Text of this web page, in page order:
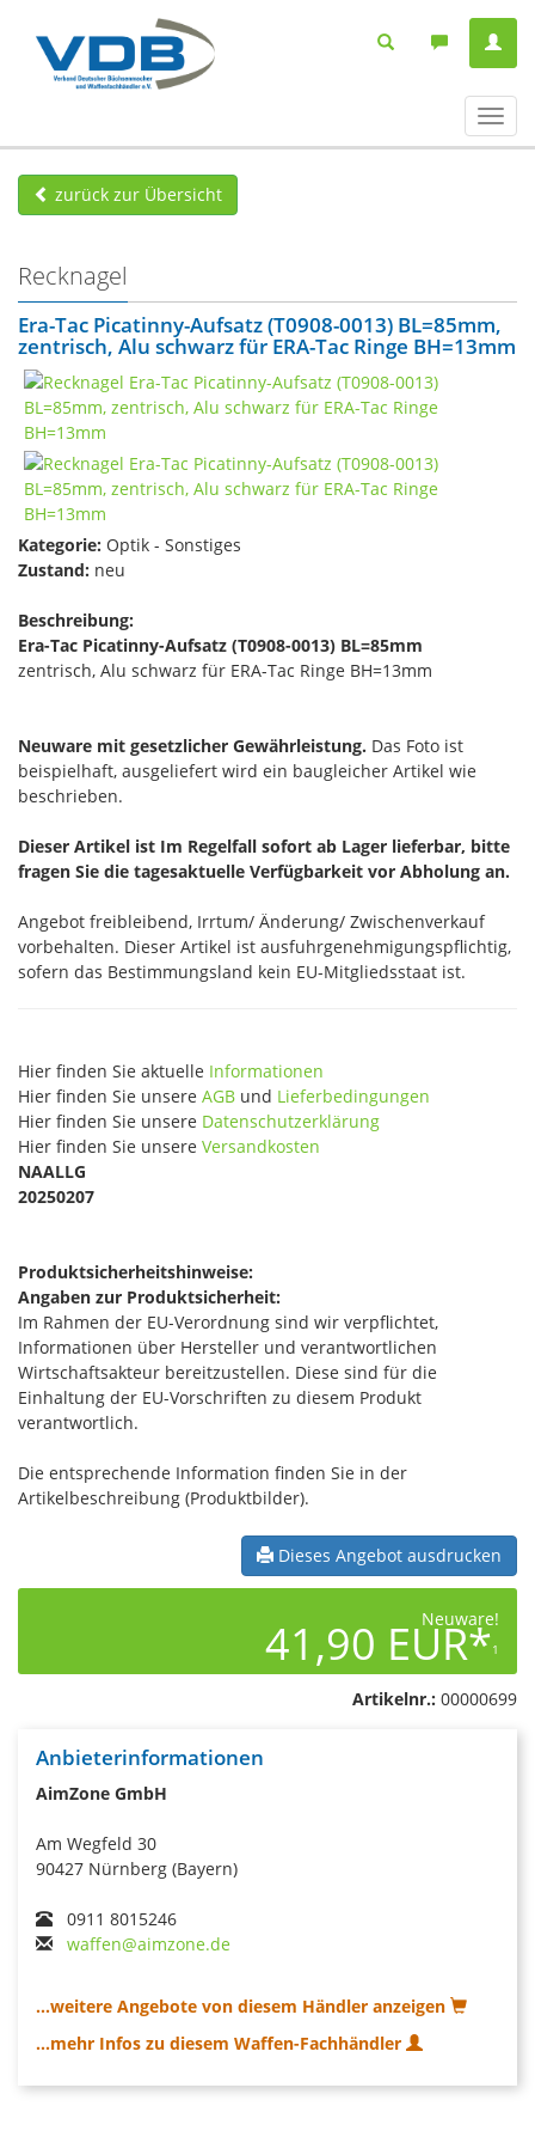
ein-/
zurück zur Übersicht
Recknagel
Era-Tac Picatinny-Aufsatz (T0908-0013) BL=85mm,
zentrisch, Alu schwarz für ERA-Tac Ringe BH=13mm
Kategorie: Optik - Sonstiges
Zustand: neu
Beschreibung:
Era-Tac Picatinny-Aufsatz (T0908-0013) BL=85mm
zentrisch, Alu schwarz für ERA-Tac Ringe BH=13mm
Neuware mit gesetzlicher Gewährleistung. Das Foto ist
beispielhaft, ausgeliefert wird ein baugleicher Artikel wie
beschrieben.
Dieser Artikel ist Im Regelfall sofort ab Lager lieferbar, bitte
fragen Sie die tagesaktuelle Verfügbarkeit vor Abholung an.
Angebot freibleibend, Irrtum/ Änderung/ Zwischenverkauf
vorbehalten. Dieser Artikel ist ausfuhrgenehmigungspflichtig,
sofern das Bestimmungsland kein EU-Mitgliedsstaat ist.
Hier finden Sie aktuelle Informationen
Hier finden Sie unsere AGB und Lieferbedingungen
Hier finden Sie unsere Datenschutzerklärung
Hier finden Sie unsere Versandkosten
NAALLG
20250207
Produktsicherheitshinweise:
Angaben zur Produktsicherheit:
Im Rahmen der EU-Verordnung sind wir verpflichtet,
Informationen über Hersteller und verantwortlichen
Wirtschaftsakteur bereitzustellen. Diese sind für die
Einhaltung der EU-Vorschriften zu diesem Produkt
verantwortlich.
Die entsprechende Information finden Sie in der
Artikelbeschreibung (Produktbilder).
Dieses Angebot ausdrucken
Neuware!
41,90 EUR*1
Artikelnr.: 00000699
Anbieterinformationen
AimZone GmbH
Am Wegfeld 30
90427 Nürnberg (Bayern)
0911 8015246
waffen@aimzone.de
...weitere Angebote von diesem Händler anzeigen
...mehr Infos zu diesem Waffen-Fachhändler